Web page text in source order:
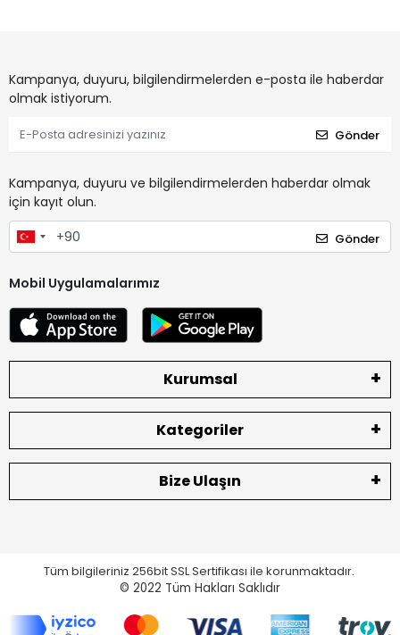
Kampanya, duyuru, bilgilendirmelerden e-posta ile haberdar
olmak istiyorum.
Gönder
Kampanya, duyuru ve bilgilendirmelerden haberdar olmak
için kayıt olun.
Gönder
Mobil Uygulamalarımız
Kurumsal
Kategoriler
Bize Ulaşın
Tüm bilgileriniz 256bit SSL Sertifikası ile korunmaktadır.
© 2022 Tüm Hakları Saklıdır